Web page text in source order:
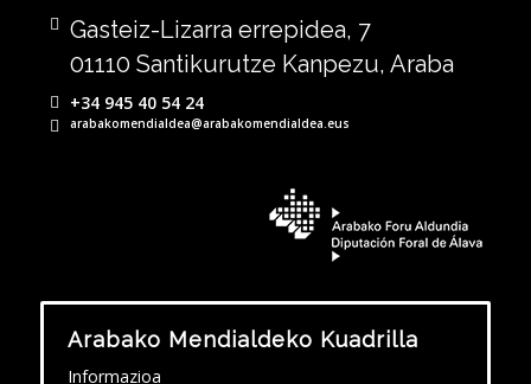
Gasteiz-Lizarra errepidea, 7
01110 Santikurutze Kanpezu, Araba
+34 945 40 54 24
arabakomendialdea@arabakomendialdea.eus
Arabako Mendialdeko Kuadrilla
Informazioa